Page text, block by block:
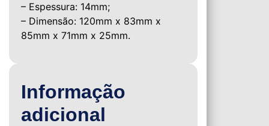
– Espessura: 14mm;
– Dimensão: 120mm x 83mm x
85mm x 71mm x 25mm.
Informação
adicional